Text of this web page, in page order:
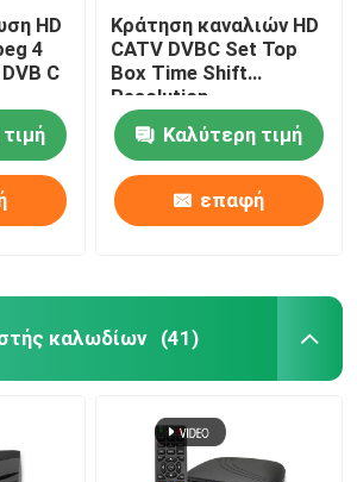
HD
4
C
Κράτηση καναλιών HD
CATV DVBC Set Top
Box Time Shift
Resolution
Καλύτερη τιμή
επαφή
καλωδίων (41)